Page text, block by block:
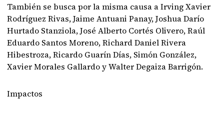
También se busca por la misma causa a Irving Xavier
Rodríguez Rivas, Jaime Antuani Panay, Joshua Darío
Hurtado Stanziola, José Alberto Cortés Olivero, Raúl
Eduardo Santos Moreno, Richard Daniel Rivera
Hibestroza, Ricardo Guarín Días, Simón González,
Xavier Morales Gallardo y Walter Degaiza Barrigón.
Impactos